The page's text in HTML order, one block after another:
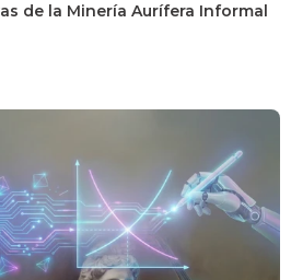
de la Minería Aurífera Informal